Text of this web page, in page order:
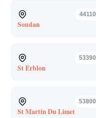
44110
Soudan
53390
St Erblon
53800
St Martin Du Limet